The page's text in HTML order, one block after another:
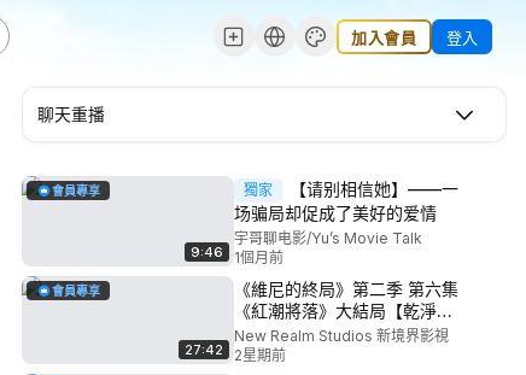
加入會員 登入
聊天重播
會員專享
9:46
獨家
【请别相信她】——一
场骗局却促成了美好的爱情
宇哥聊电影/Yu’s Movie Talk
1個月前
會員專享
27:42
《維尼的終局》第二季 第六集
《紅潮將落》大結局【乾淨會
員專屬】
New Realm Studios 新境界影視
2星期前